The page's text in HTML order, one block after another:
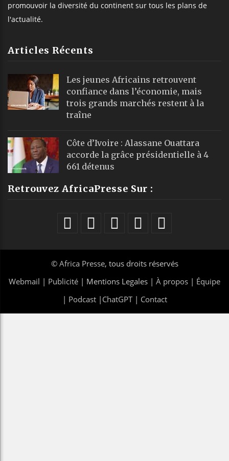
promouvoir la diversité du continent sur tous les plans de
l'actualité.
Articles Récents
Les jeunes Africains retrouvent
confiance dans l’économie, mais
trois grands marchés restent à la
traîne
Côte d’Ivoire : Alassane Ouattara
accorde la grâce présidentielle à 4
661 détenus
Retrouvez AfricaPresse Sur :
© Africa Presse, tous droits réservés
Webmail | Publicité | Mentions Legales | À propos | Équipe
| Podcast| ChatGPT| Contact